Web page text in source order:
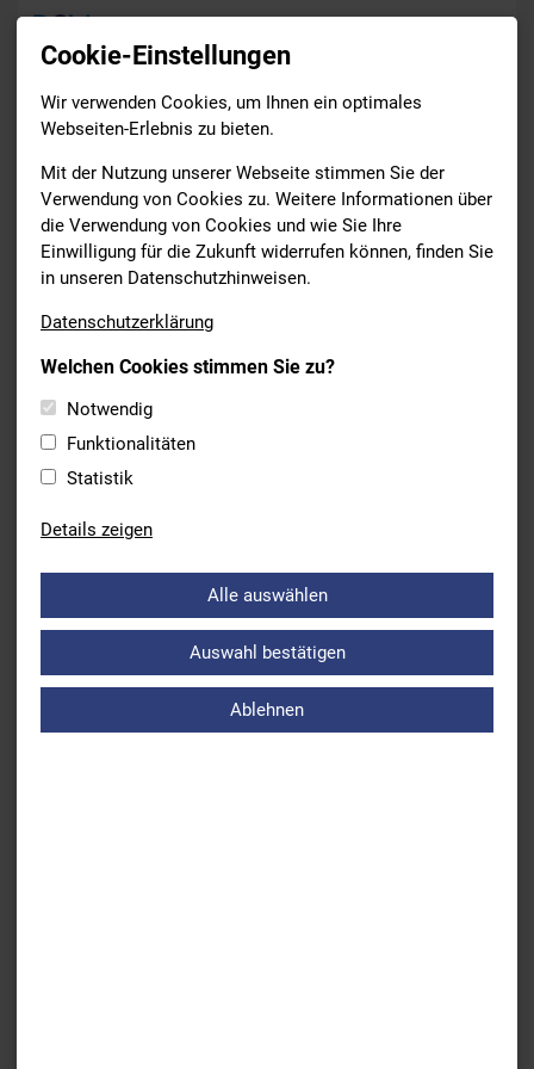
News
Drucken
SCHWIMMEN
04.06.2021
TAG 2 DER DEUTSCHEN
MEISTERSCHAFT 2021 - UPDATE
dem Ende. Heute sind erneut 18 bayerische Schwimmer*innen
an den Start gegangen. Wie sich die bayerischen
Schwimmer*innen geschlagen haben, könnt ihr
Tag 3 der Deutschen Meisterschaft 2021 - Update
Weiter
Sichtung zum Landeskader 3 für die Saison 2021/22
Cookie-Einstellungen
Wir verwenden Cookies, um Ihnen ein optimales
Webseiten-Erlebnis zu bieten.
Mit der Nutzung unserer Webseite stimmen Sie der
Verwendung von Cookies zu. Weitere Informationen über
die Verwendung von Cookies und wie Sie Ihre
Einwilligung für die Zukunft widerrufen können, finden Sie
in unseren Datenschutzhinweisen.
Datenschutzerklärung
Welchen Cookies stimmen Sie zu?
Notwendig
Funktionalitäten
Statistik
Details zeigen
Alle auswählen
Auswahl bestätigen
Ablehnen